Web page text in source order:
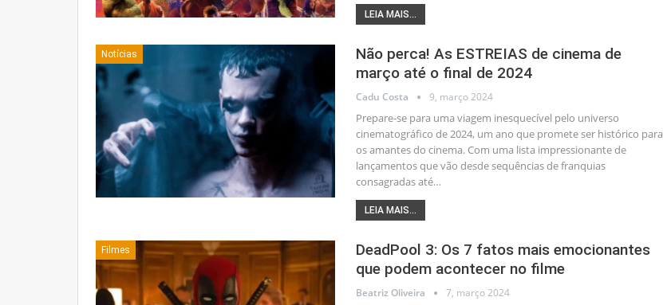
LEIA MAIS...
Notícias
Não perca! As ESTREIAS de cinema de
março até o final de 2024
Cadu Costa 9, março 2024
Prepare-se para uma viagem inesquecível pelo universo
cinematográfico de 2024, um ano que promete ser histórico para
os amantes do cinema. Com uma lista impressionante de
lançamentos que vão desde sequências de franquias
consagradas até…
LEIA MAIS...
Filmes
DeadPool 3: Os 7 fatos mais emocionantes
que podem acontecer no filme
Beatriz Oliveira 7, março 2024